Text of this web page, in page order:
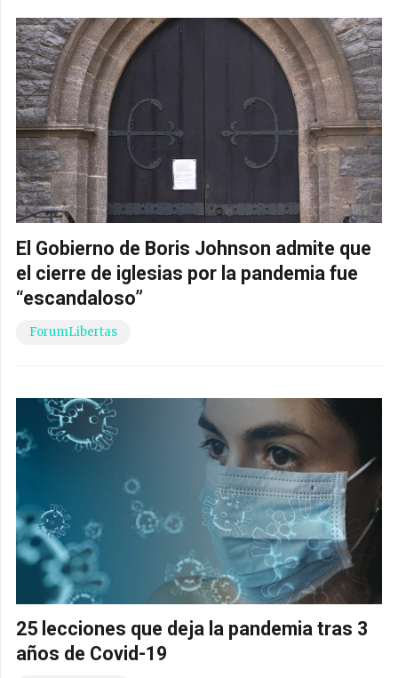
El Gobierno de Boris Johnson admite que
el cierre de iglesias por la pandemia fue
“escandaloso”
ForumLibertas
25 lecciones que deja la pandemia tras 3
años de Covid-19